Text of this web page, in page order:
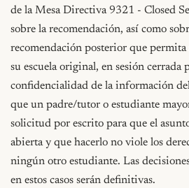
de la Mesa Directiva 9321 - Closed
sobre la recomendación, así como
recomendación posterior que permita
su escuela original, en sesión cerrada
confidencialidad de la información
que un padre/tutor o estudiante
solicitud por escrito para que el
abierta y que hacerlo no viole los
ningún otro estudiante. Las
en estos casos serán definitivas.